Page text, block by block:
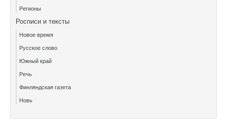
Регионы
Росписи и тексты
Новое время
Русское слово
Южный край
Речь
Финляндская газета
Новь